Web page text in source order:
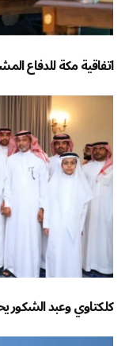
اتفاقية مكة للدفاع
كلكتاوي وعبد الشكور